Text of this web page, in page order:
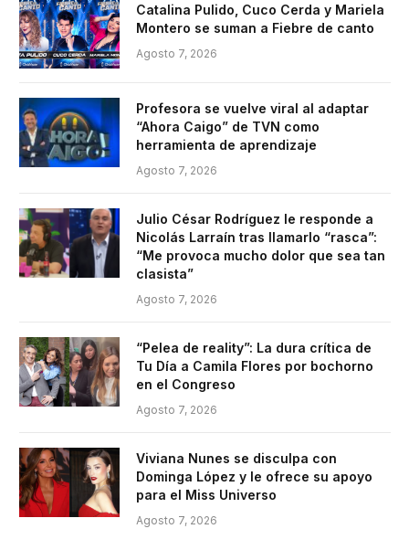
Catalina Pulido, Cuco Cerda y Mariela
Montero se suman a Fiebre de canto
Agosto 7, 2026
Profesora se vuelve viral al adaptar
“Ahora Caigo” de TVN como
herramienta de aprendizaje
Agosto 7, 2026
Julio César Rodríguez le responde a
Nicolás Larraín tras llamarlo “rasca”:
“Me provoca mucho dolor que sea tan
clasista”
Agosto 7, 2026
“Pelea de reality”: La dura crítica de
Tu Día a Camila Flores por bochorno
en el Congreso
Agosto 7, 2026
Viviana Nunes se disculpa con
Dominga López y le ofrece su apoyo
para el Miss Universo
Agosto 7, 2026